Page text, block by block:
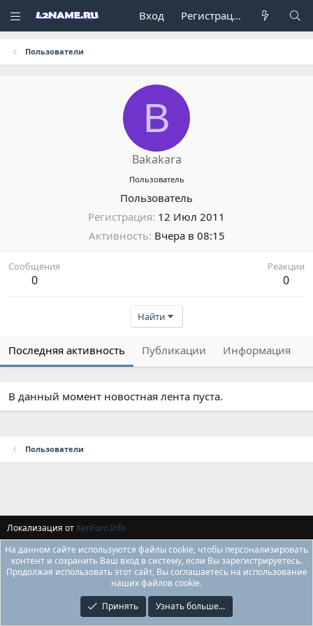
Вход Регистрация
Пользователи
B
Bakakara
Пользователь
Пользователь
Регистрация 12 Июл 2011
Активность Вчера в 08:15
Сообщения
0
Реакции
0
Найти
Последняя активность Публикации Информация
В данный момент новостная лента пуста.
Пользователи
Локализация отXenForo.Info
На данном сайте используются файлы cookie, чтобы персонализировать
контент и сохранить Ваш вход в систему, если Вы зарегистрируетесь.
Продолжая использовать этот сайт, Вы соглашаетесь на использование
наших файлов cookie.
Принять
Узнать больше...